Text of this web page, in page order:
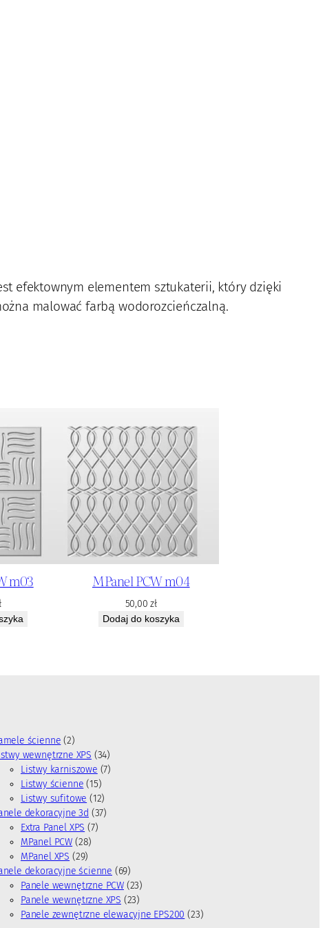
efektownym elementem sztukaterii, który dzięki
malować farbą wodorozcieńczalną.
m03 MPanel PCW m04
50,00zł
Dodaj do koszyka
ścienne 22
p
r
o
d
u
k
t
y
wewnętrzne XPS 343
4
t
y
Listwy karniszowe 77
t
ó
w
Listwy ścienne 151
5
p
r
u
k
t
ó
Listwy sufitowe 121
2
d
u
k
t
dekoracyjne 3d 373
o
d
u
k
Extra Panel XPS 77
o
d
u
k
MPanel PCW 282
p
r
o
d
MPanel XPS 292
9
p
r
o
dekoracyjne ścienne 696
9
p
r
Panele wewnętrzne PCW 232
3
p
Panele wewnętrzne XPS 232
3
Panele zewnętrzne elewacyjne EPS200 232